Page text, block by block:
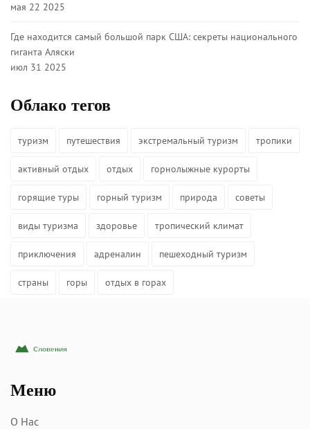
мая 22 2025
Где находится самый большой парк США: секреты национального
гиганта Аляски
июл 31 2025
Облако тегов
туризм путешествия экстремальный туризм тропики
активный отдых отдых горнолыжные курорты
горящие туры горный туризм природа советы
виды туризма здоровье тропический климат
приключения адреналин пешеходный туризм
страны горы отдых в горах
Меню
О Нас